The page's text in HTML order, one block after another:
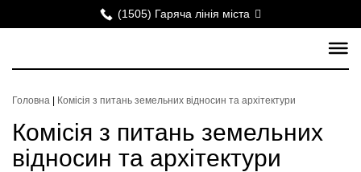
(1505) Гаряча лінія міста
Головна Комісія з питань земельних відносин та архітектури
Комісія з питань земельних
відносин та архітектури